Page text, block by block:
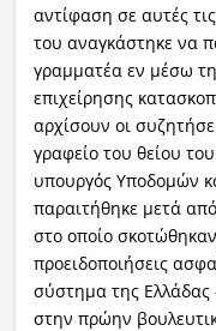
αντίφαση σε αυτές
του αναγκάστηκε να
γραμματέα εν μέσω
επιχείρησης
αρχίσουν οι
γραφείο του θείου
υπουργός Υποδομών
παραιτήθηκε μετά
στο οποίο
προειδοποιήσεις
σύστημα της Ελλάδας
στην πρώην